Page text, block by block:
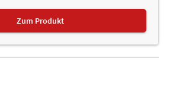
Zum Produkt